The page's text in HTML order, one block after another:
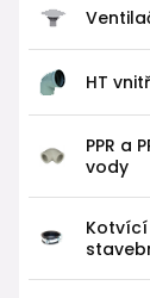
HT
PPR a
vody